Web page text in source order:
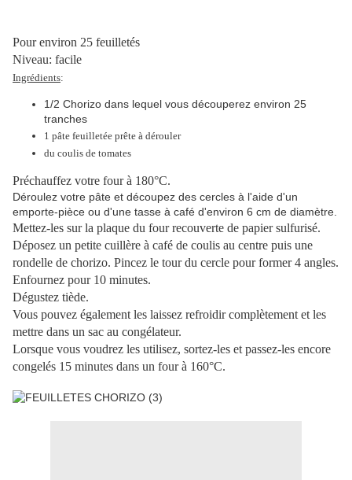
Pour environ 25 feuilletés
Niveau: facile
Ingrédients:
1/2 Chorizo dans lequel vous découperez environ 25
tranches
1 pâte feuilletée prête à dérouler
du coulis de tomates
Préchauffez votre four à 180°C.
Déroulez votre pâte et découpez des cercles à l'aide d'un
emporte-pièce ou d'une tasse à café d'environ 6 cm de diamètre.
Mettez-les sur la plaque du four recouverte de papier sulfurisé.
Déposez un petite cuillère à café de coulis au centre puis une
rondelle de chorizo. Pincez le tour du cercle pour former 4 angles.
Enfournez pour 10 minutes.
Dégustez tiède.
Vous pouvez également les laissez refroidir complètement et les
mettre dans un sac au congélateur.
Lorsque vous voudrez les utilisez, sortez-les et passez-les encore
congelés 15 minutes dans un four à 160°C.